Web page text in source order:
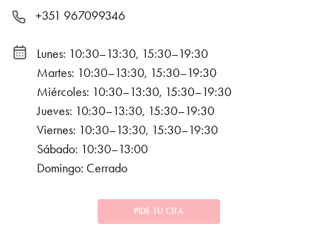
+351 967099346
Lunes: 10:30–13:30, 15:30–19:30
Martes: 10:30–13:30, 15:30–19:30
Miércoles: 10:30–13:30, 15:30–19:30
Jueves: 10:30–13:30, 15:30–19:30
Viernes: 10:30–13:30, 15:30–19:30
Sábado: 10:30–13:00
Domingo: Cerrado
PIDE TU CITA